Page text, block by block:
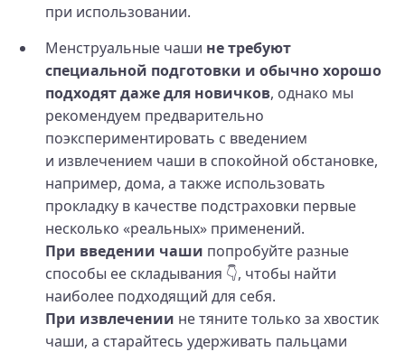
при использовании.
Менструальные чаши не требуют
специальной подготовки и обычно хорошо
подходят даже для новичков, однако мы
рекомендуем предварительно
поэкспериментировать с введением
и извлечением чаши в спокойной обстановке,
например, дома, а также использовать
прокладку в качестве подстраховки первые
несколько «реальных» применений.
При введении чаши попробуйте разные
способы ее складывания 👇, чтобы найти
наиболее подходящий для себя.
При извлечении не тяните только за хвостик
чаши, а старайтесь удерживать пальцами